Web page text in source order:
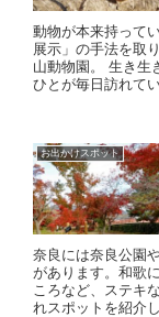
動物が本来持って
展示」の手法を取
山動物園。 生き生
ひとが毎日訪れて
お出かけスポット
奈良には奈良公園
があります。和歌
ころなど、ステキ
れスポットを紹介